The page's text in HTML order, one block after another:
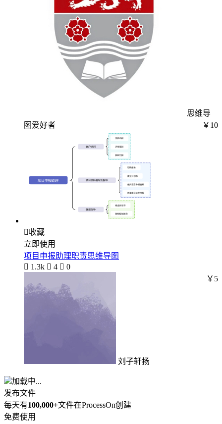
思维导
图爱好者
￥10
收藏
立即使用
项目申报助理职责思维导图
 1.3k  4  0
刘子轩扬
￥5
加载中...
发布文件
每天有100,000+文件在ProcessOn创建
免费使用